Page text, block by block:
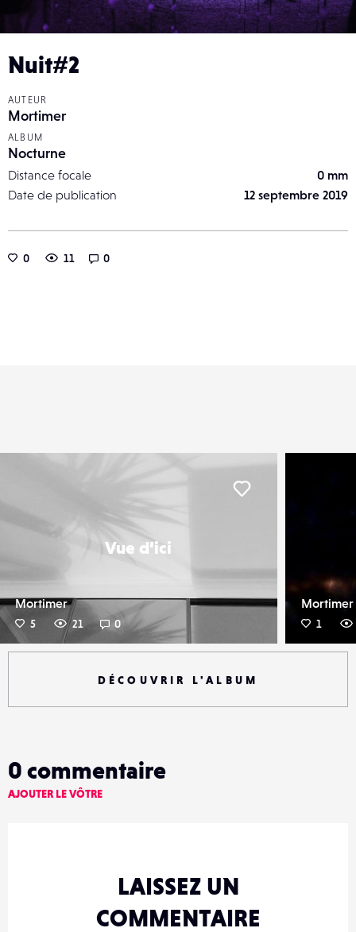
Nuit#2
AUTEUR
Mortimer
ALBUM
Nocturne
Distance focale
0 mm
Date de publication
12 septembre 2019
0 11 0
Vue d’ici
Mortimer
5 21 0
Mortimer
1
DÉCOUVRIR L'ALBUM
0 commentaire
AJOUTER LE VÔTRE
LAISSEZ UN
COMMENTAIRE